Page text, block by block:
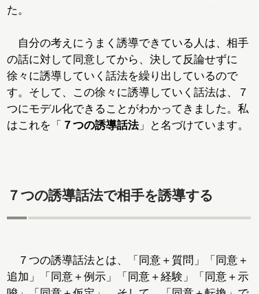
た。
自分の考えにうまく誘導できている人は、相手
の話に対して同意してから、決して反論せずに
徐々に誘導していく話法を繰り出しているので
す。そして、この徐々に誘導していく話法は、７
つにモデル化できることがわかってきました。私
はこれを「 ７つの誘導話法」と名づけています。
７つの誘導話法で相手を誘導する
７つの誘導話法とは、「同意＋質問」「同意＋
追加」「同意＋例示」「同意＋経験」「同意＋示